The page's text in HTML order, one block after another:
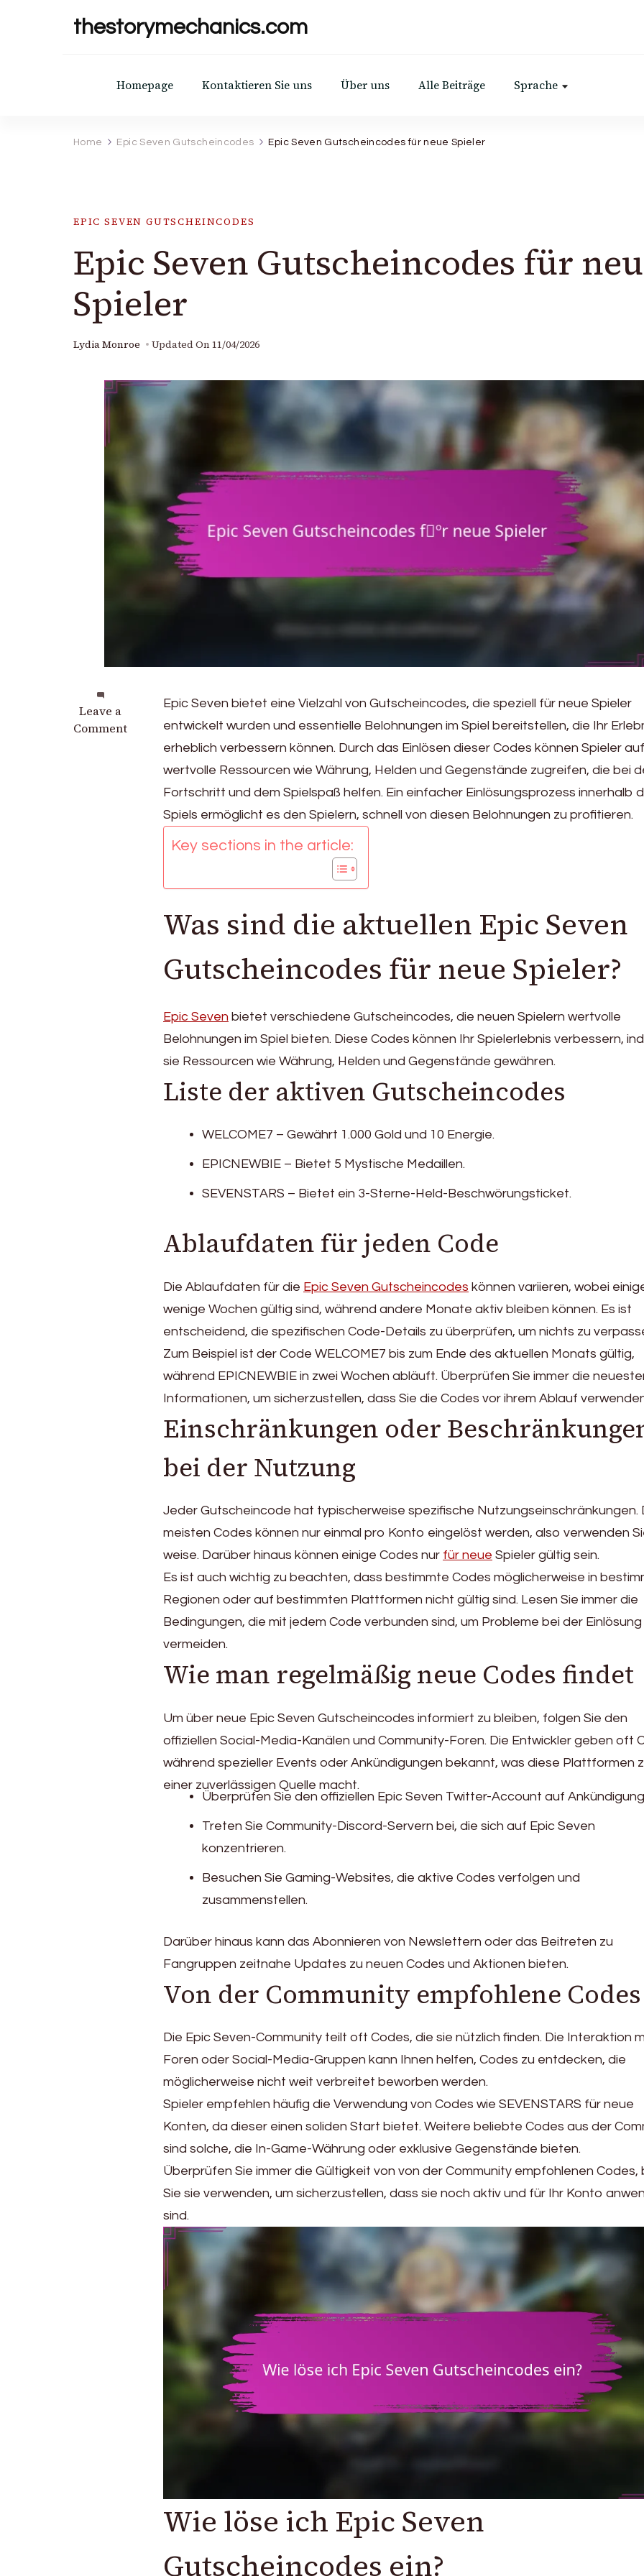
thestorymechanics.com
Homepage Kontaktieren Sie uns Über uns Alle Beiträge Sprache
Home Epic Seven Gutscheincodes Epic Seven Gutscheincodes für neue Spieler
EPIC SEVEN GUTSCHEINCODES
Epic Seven Gutscheincodes für
Spieler
Lydia Monroe Updated On 11/04/2026
Leave a
Comment
on
Epic
Gutscheincodes
Epic Seven bietet eine Vielzahl von Gutscheincodes, die speziell für neue Spieler
entwickelt wurden und essentielle Belohnungen im Spiel bereitstellen, die Ihr
erheblich verbessern können. Durch das Einlösen dieser Codes können Spieler auf
wertvolle Ressourcen wie Währung, Helden und Gegenstände zugreifen, die bei
Fortschritt und dem Spielspaß helfen. Ein einfacher Einlösungsprozess innerhalb
Spiels ermöglicht es den Spielern, schnell von diesen Belohnungen zu profitieren.
Key sections in the article:
Was sind die aktuellen Epic Seven
Gutscheincodes für neue Spieler?
Epic Seven bietet verschiedene Gutscheincodes, die neuen Spielern wertvolle
Belohnungen im Spiel bieten. Diese Codes können Ihr Spielerlebnis verbessern,
sie Ressourcen wie Währung, Helden und Gegenstände gewähren.
Liste der aktiven Gutscheincodes
WELCOME7 – Gewährt 1.000 Gold und 10 Energie.
EPICNEWBIE – Bietet 5 Mystische Medaillen.
SEVENSTARS – Bietet ein 3-Sterne-Held-Beschwörungsticket.
Ablaufdaten für jeden Code
Die Ablaufdaten für die Epic Seven Gutscheincodes können variieren, wobei
wenige Wochen gültig sind, während andere Monate aktiv bleiben können. Es ist
entscheidend, die spezifischen Code-Details zu überprüfen, um nichts zu
Zum Beispiel ist der Code WELCOME7 bis zum Ende des aktuellen Monats gültig,
während EPICNEWBIE in zwei Wochen abläuft. Überprüfen Sie immer die
Informationen, um sicherzustellen, dass Sie die Codes vor ihrem Ablauf
Einschränkungen oder
bei der Nutzung
Jeder Gutscheincode hat typischerweise spezifische Nutzungseinschränkungen.
meisten Codes können nur einmal pro Konto eingelöst werden, also verwenden
weise. Darüber hinaus können einige Codes nur für neue Spieler gültig sein.
Es ist auch wichtig zu beachten, dass bestimmte Codes möglicherweise in
Regionen oder auf bestimmten Plattformen nicht gültig sind. Lesen Sie immer die
Bedingungen, die mit jedem Code verbunden sind, um Probleme bei der Einlösung
vermeiden.
Wie man regelmäßig neue Codes findet
Um über neue Epic Seven Gutscheincodes informiert zu bleiben, folgen Sie den
offiziellen Social-Media-Kanälen und Community-Foren. Die Entwickler geben oft
während spezieller Events oder Ankündigungen bekannt, was diese Plattformen
einer zuverlässigen Quelle macht.
Überprüfen Sie den offiziellen Epic Seven Twitter-Account auf
Treten Sie Community-Discord-Servern bei, die sich auf Epic Seven
konzentrieren.
Besuchen Sie Gaming-Websites, die aktive Codes verfolgen und
zusammenstellen.
Darüber hinaus kann das Abonnieren von Newslettern oder das Beitreten zu
Fangruppen zeitnahe Updates zu neuen Codes und Aktionen bieten.
Von der Community empfohlene Codes
Die Epic Seven-Community teilt oft Codes, die sie nützlich finden. Die Interaktion
Foren oder Social-Media-Gruppen kann Ihnen helfen, Codes zu entdecken, die
möglicherweise nicht weit verbreitet beworben werden.
Spieler empfehlen häufig die Verwendung von Codes wie SEVENSTARS für neue
Konten, da dieser einen soliden Start bietet. Weitere beliebte Codes aus der
sind solche, die In-Game-Währung oder exklusive Gegenstände bieten.
Überprüfen Sie immer die Gültigkeit von von der Community empfohlenen Codes,
Sie sie verwenden, um sicherzustellen, dass sie noch aktiv und für Ihr Konto
sind.
Wie löse ich Epic Seven
Gutscheincodes ein?